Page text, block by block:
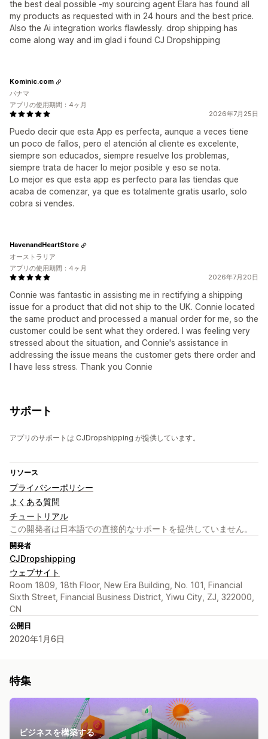
the best deal possible -my sourcing agent Elara has found all
my products as requested with in 24 hours and the best price.
Also the Ai integration works flawlessly. drop shipping has
come along way and im glad i found CJ Dropshipping
2026年7月25日
Puedo decir que esta App es perfecta, aunque a veces tiene
un poco de fallos, pero el atención al cliente es excelente,
siempre son educados, siempre resuelve los problemas,
siempre trata de hacer lo mejor posible y eso se nota.
Lo mejor es que esta app es perfecto para las tiendas que
acaba de comenzar, ya que es totalmente gratis usarlo, solo
cobra si vendes.
Kominic.com
パナマ
アプリの使用期間：4ヶ月
2026年7月20日
Connie was fantastic in assisting me in rectifying a shipping
issue for a product that did not ship to the UK. Connie located
the same product and processed a manual order for me, so the
customer could be sent what they ordered. I was feeling very
stressed about the situation, and Connie's assistance in
addressing the issue means the customer gets there order and
I have less stress. Thank you Connie
HavenandHeartStore
オーストラリア
アプリの使用期間：4ヶ月
サポート
アプリのサポートは CJDropshipping が提供しています。
リソース
プライバシーポリシー
よくある質問
チュートリアル
この開発者は日本語での直接的なサポートを提供していません。
開発者
CJDropshipping
ウェブサイト
Room 1809, 18th Floor, New Era Building, No. 101, Financial
Sixth Street, Financial Business District, Yiwu City, ZJ, 322000,
CN
公開日
2020年1月6日
特集
ビジネスを構築する